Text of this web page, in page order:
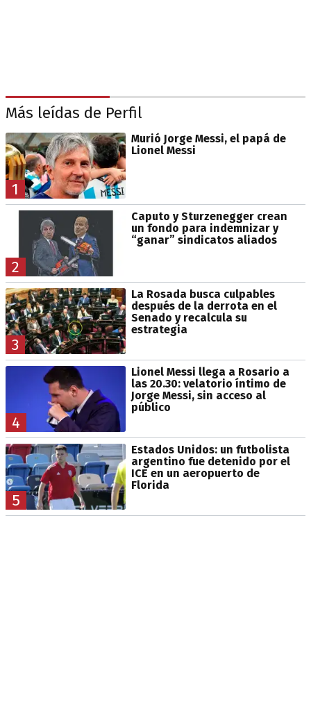
Más leídas de Perfil
1
Murió Jorge Messi, el papá de
Lionel Messi
2
Caputo y Sturzenegger crean
un fondo para indemnizar y
“ganar” sindicatos aliados
3
La Rosada busca culpables
después de la derrota en el
Senado y recalcula su
estrategia
4
Lionel Messi llega a Rosario a
las 20.30: velatorio íntimo de
Jorge Messi, sin acceso al
público
5
Estados Unidos: un futbolista
argentino fue detenido por el
ICE en un aeropuerto de
Florida